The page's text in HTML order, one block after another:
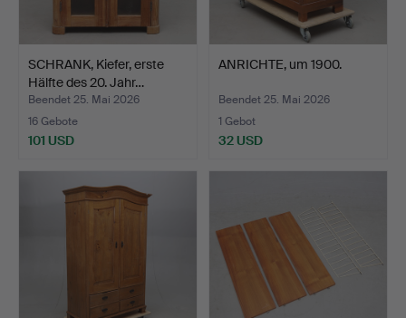
SCHRANK, Kiefer, erste
Hälfte des 20. Jahr…
Beendet 25. Mai 2026
16 Gebote
101 USD
ANRICHTE, um 1900.
Beendet 25. Mai 2026
1 Gebot
32 USD